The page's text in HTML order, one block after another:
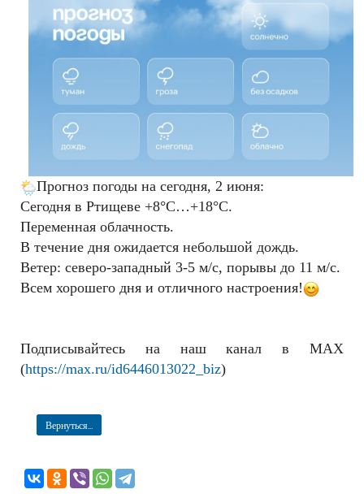
ОБЪЯВЛЕНИЯ
Прогноз погоды на сегодня, 2 июня:
Сегодня в Ртищеве +8°C…+18°C.
Переменная облачность.
В течение дня ожидается небольшой дождь.
Ветер: северо-западный 3-5 м/с, порывы до 11 м/с.
Всем хорошего дня и отличного настроения!
Подписывайтесь на наш канал в MAX
(https://max.ru/id6446013022_biz)
Вернуться...